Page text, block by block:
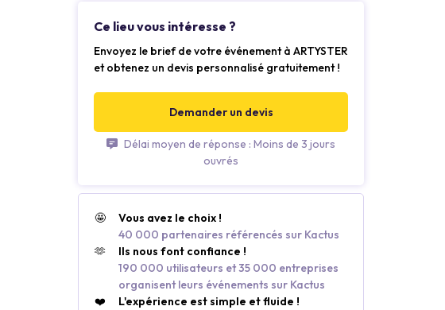
Ce lieu vous intéresse ?
Envoyez le brief de votre événement à ARTYSTER
et obtenez un devis personnalisé gratuitement !
Demander un devis
Délai moyen de réponse : Moins de 3 jours
ouvrés
🤩
Vous avez le choix !
40 000 partenaires référencés sur Kactus
🫶
Ils nous font confiance !
190 000 utilisateurs et 35 000 entreprises
organisent leurs événements sur Kactus
❤️
L'expérience est simple et fluide !